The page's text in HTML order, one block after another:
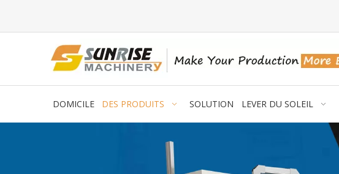
DOMICILE DES PRODUITS SOLUTION LEVER DU SOLEIL